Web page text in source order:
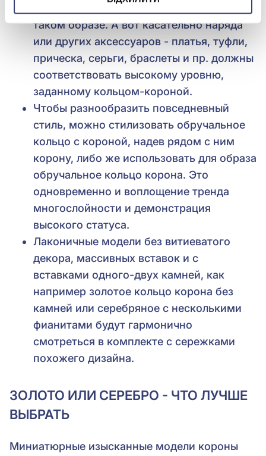
Другие украшения будут излишними в
таком образе. А вот касательно наряда
или других аксессуаров - платья, туфли,
прическа, серьги, браслеты и пр. должны
соответствовать высокому уровню,
заданному кольцом-короной.
Чтобы разнообразить повседневный
стиль, можно стилизовать обручальное
кольцо с короной, надев рядом с ним
корону, либо же использовать для образа
обручальное кольцо корона. Это
одновременно и воплощение тренда
многослойности и демонстрация
высокого статуса.
Лаконичные модели без витиеватого
декора, массивных вставок и с
вставками одного-двух камней, как
например золотое кольцо корона без
камней или серебряное с несколькими
фианитами будут гармонично
смотреться в комплекте с сережками
похожего дизайна.
ЗОЛОТО ИЛИ СЕРЕБРО - ЧТО ЛУЧШЕ
ВЫБРАТЬ
Миниатюрные изысканные модели короны